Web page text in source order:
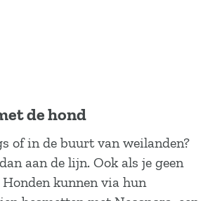
de hond
of in de buurt van weilanden?
aan de lijn. Ook als je geen
kunnen via hun